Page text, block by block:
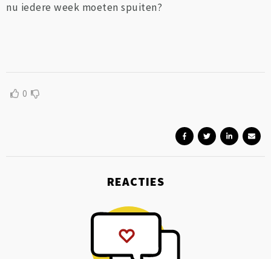
nu iedere week moeten spuiten?
0
REACTIES